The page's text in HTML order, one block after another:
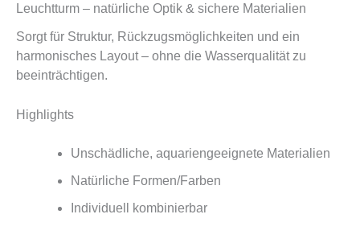
Leuchtturm – natürliche Optik & sichere Materialien
Sorgt für Struktur, Rückzugsmöglichkeiten und ein
harmonisches Layout – ohne die Wasserqualität zu
beeinträchtigen.
Highlights
Unschädliche, aquariengeeignete Materialien
Natürliche Formen/Farben
Individuell kombinierbar